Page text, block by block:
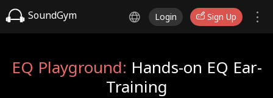
SoundGym Login Sign Up
EQ Playground: Hands-on EQ Ear-
Training